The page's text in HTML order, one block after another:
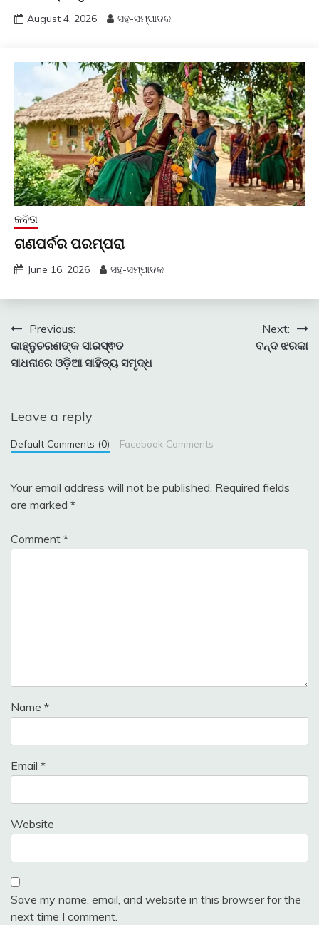
August 4, 2026 ସହ-ସମ୍ପାଦକ
କବିତା
ଗଣପର୍ବର ପରମ୍ପରା
June 16, 2026 ସହ-ସମ୍ପାଦକ
Post
navigation
Previous:
କାହ୍ନୁଚରଣଙ୍କ ସାରସ୍ଵତ
ସାଧନାରେ ଓଡ଼ିଆ ସାହିତ୍ୟ ସମୃଦ୍ଧ
Next:
ବନ୍ଦ ଝରକା
Leave a reply
Default Comments (0) Facebook Comments
Your email address will not be published. Required fields
are marked *
Comment *
Name *
Email *
Website
Save my name, email, and website in this browser for the
next time I comment.